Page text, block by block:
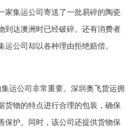
家集运公司寄送了一批易碎的陶瓷
到达澳洲时已经破碎。还有消费者
公司却以各种理由拒绝赔偿。
运公司非常重要。深圳 奥飞货运拥
货物的特点进行合理的包装，确保
保护。同时，该公司还提供货物保